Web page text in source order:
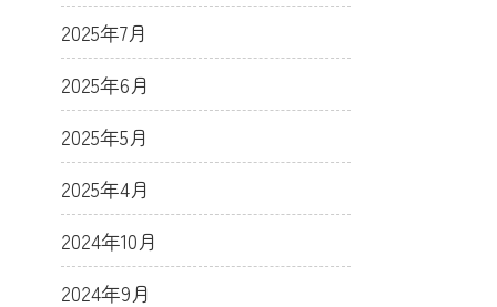
2025年7月
2025年6月
2025年5月
2025年4月
2024年10月
2024年9月